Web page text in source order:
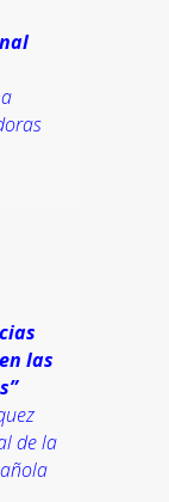
las
de la